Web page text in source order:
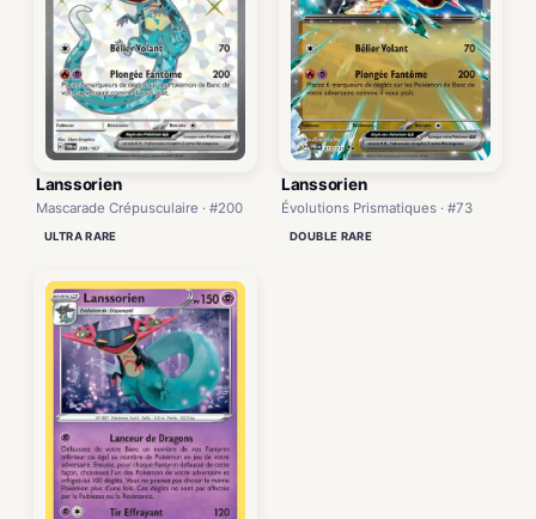
Lanssorien
Mascarade Crépusculaire · #200
ULTRA RARE
Lanssorien
Évolutions Prismatiques · #73
DOUBLE RARE